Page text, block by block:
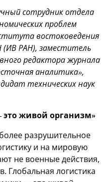
сотрудник отдела
проблем
востоковедения
(ИВ РАН), заместитель
редактора журнала
аналитика»,
технических наук
это живой организм»
разрушительное
и на мировую
не военные действия,
Глобальная логистика